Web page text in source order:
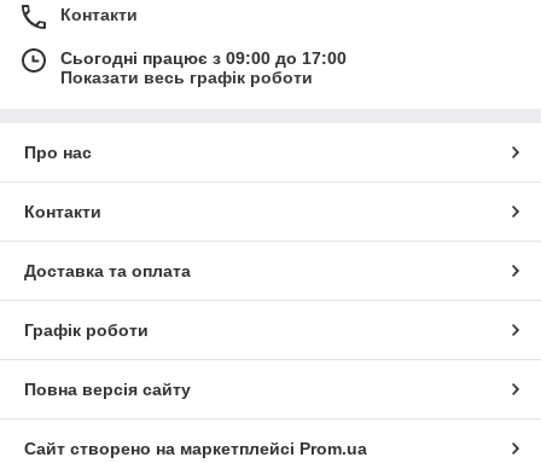
Контакти
Сьогодні працює з 09:00 до 17:00
Показати весь графік роботи
Про нас
Контакти
Доставка та оплата
Графік роботи
Повна версія сайту
Сайт створено на маркетплейсі Prom.ua